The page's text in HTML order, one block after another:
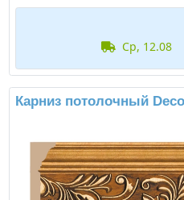
ср, 12.08
Карниз потолочный